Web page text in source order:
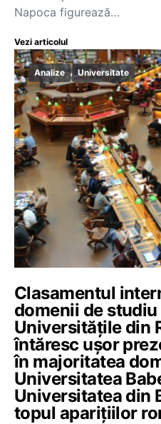
Napoca figurează…
Vezi articolul
Analize Universitate
Clasamentul
domenii de
Universitățile din
întăresc ușor
în majoritatea
Universitatea
Universitatea din
topul aparițiilor